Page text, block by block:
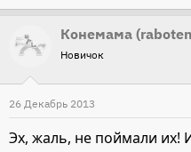
Конемама
Новичок
26 Декабрь 2013
Эх, жаль, не поймали их!